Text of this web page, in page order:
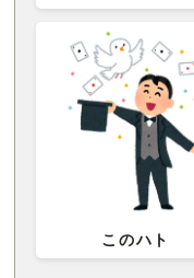
このハト